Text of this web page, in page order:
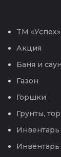
TM «Успех»
Акция
Баня и
Газон
Горшки
Грунты,